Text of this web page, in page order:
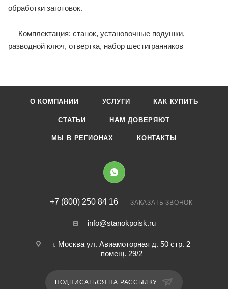
обработки заготовок.
Комплектация: станок, установочные подушки,
разводной ключ, отвертка, набор шестигранников
О КОМПАНИИ УСЛУГИ КАК КУПИТЬ
СТАТЬИ НАМ ДОВЕРЯЮТ
МЫ В РЕГИОНАХ КОНТАКТЫ
+7 (800) 250 84 16 ЗАКАЗАТЬ ЗВОНОК
info@stanokpoisk.ru
г. Москва ул. Авиамоторная д. 50 стр. 2
помещ. 29/2
ПОДПИСАТЬСЯ НА РАССЫЛКУ